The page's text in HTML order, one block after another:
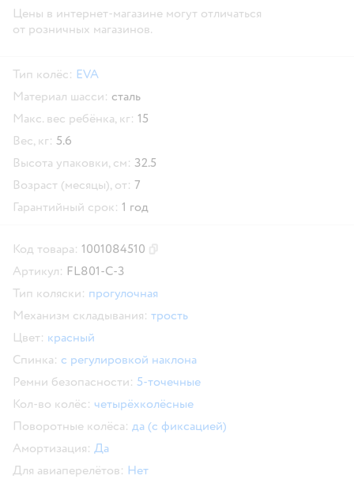
Цены в интернет-магазине могут отличаться
от розничных магазинов.
Тип колёс: EVA
Материал шасси: сталь
Макс. вес ребёнка, кг: 15
Вес, кг: 5.6
Высота упаковки, см: 32.5
Возраст (месяцы), от: 7
Гарантийный срок: 1 год
Код товара: 1001084510
Артикул: FL801-C-3
Тип коляски: прогулочная
Механизм складывания: трость
Цвет: красный
Спинка: с регулировкой наклона
Ремни безопасности: 5-точечные
Кол-во колёс: четырёхколёсные
Поворотные колёса: да (с фиксацией)
Амортизация: Да
Для авиаперелётов: Нет